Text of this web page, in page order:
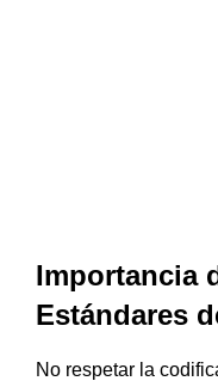
Importancia
Estándares
No respetar la